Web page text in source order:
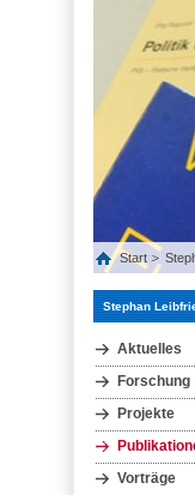
Start
Stephan
Aktuelles
Forschung
Projekte
Vorträge